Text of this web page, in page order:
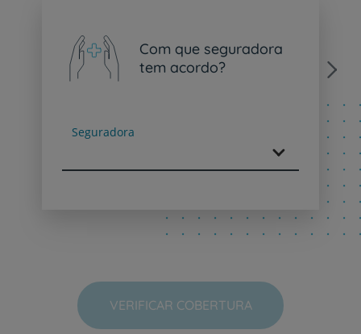
Com que seguradora
tem acordo?
Seguradora
Next
VERIFICAR COBERTURA